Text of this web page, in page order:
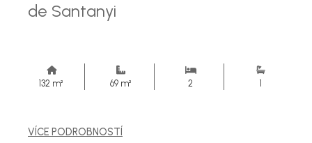
de Santanyi
132 m² 69 m² 2 1
VÍCE PODROBNOSTÍ